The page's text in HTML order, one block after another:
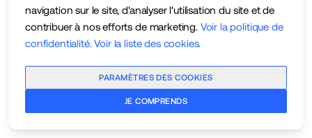
navigation sur le site, d'analyser l'utilisation du site et de
contribuer à nos efforts de marketing. Voir la politique de
confidentialité. Voir la liste des cookies.
PARAMÈTRES DES COOKIES
JE COMPRENDS